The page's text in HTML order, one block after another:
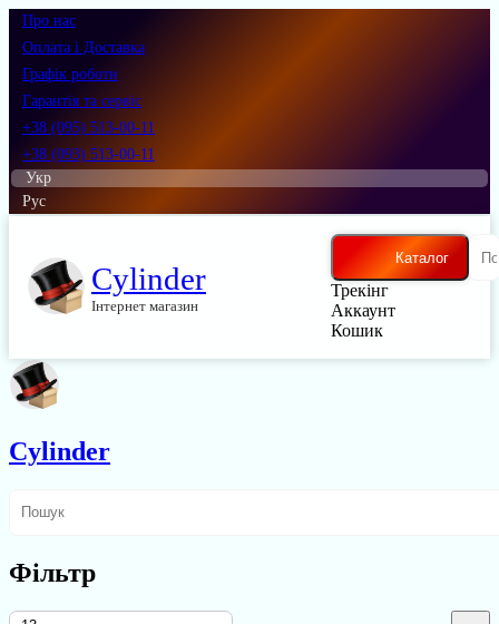
Про нас
Оплата і Доставка
Графік роботи
Гарантія та сервіс
+38 (095) 513-00-11
+38 (093) 513-00-11
Укр
Рус
Cylinder
Інтернет магазин
Каталог
Трекінг
Аккаунт
Кошик
Cylinder
Фільтр